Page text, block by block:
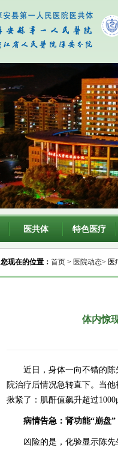
医共体 特色医疗
您现在的位置： 首页 > 医院动态> 医
体内惊
近日，身体一向不错的
院治疗后情况急转直下。当
揪紧了：肌酐值飙升超过
病情告急：肾功能“崩盘
凶险的是，化验显示陈